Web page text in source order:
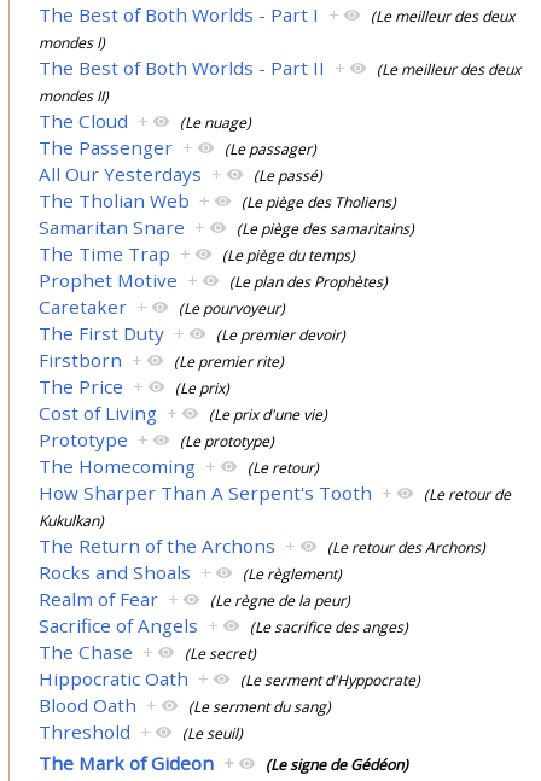
The Best of Both Worlds - Part I +
(Le meilleur des deux
mondes I)
The Best of Both Worlds - Part II +
(Le meilleur des deux
mondes II)
The Cloud + (Le nuage)
The Passenger + (Le passager)
All Our Yesterdays + (Le passé)
The Tholian Web + (Le piège des Tholiens)
Samaritan Snare + (Le piège des samaritains)
The Time Trap + (Le piège du temps)
Prophet Motive + (Le plan des Prophètes)
Caretaker + (Le pourvoyeur)
The First Duty + (Le premier devoir)
Firstborn + (Le premier rite)
The Price + (Le prix)
Cost of Living + (Le prix d'une vie)
Prototype + (Le prototype)
The Homecoming + (Le retour)
How Sharper Than A Serpent's Tooth +
(Le retour de
Kukulkan)
The Return of the Archons + (Le retour des Archons)
Rocks and Shoals + (Le règlement)
Realm of Fear + (Le règne de la peur)
Sacrifice of Angels + (Le sacrifice des anges)
The Chase + (Le secret)
Hippocratic Oath + (Le serment d'Hyppocrate)
Blood Oath + (Le serment du sang)
Threshold + (Le seuil)
The Mark of Gideon + (Le signe de Gédéon)